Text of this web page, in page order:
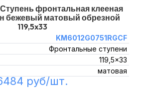
фронтальная клееная
бежевый матовый обрезной
119,5x33
KM6012G0751RGCF
Фронтальные ступени
119,5x33
матовая
руб/шт.